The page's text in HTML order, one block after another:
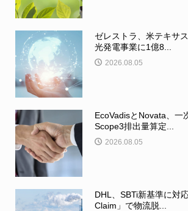
ゼレストラ、米テキサ
光発電事業に1億8...
2026.08.05
EcoVadisとNovata、一
Scope3排出量算定...
2026.08.05
DHL、SBTi新基準に対
Claim」で物流脱...